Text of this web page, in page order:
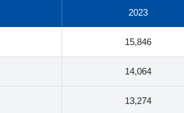
2023
15,846
14,064
13,274